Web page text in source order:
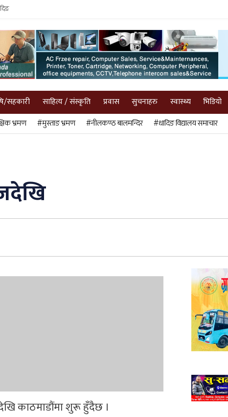
सहकारी साहित्य / संस्कृति प्रवास सुचनाहरु स्वास्थ्य भिडियो
भ्रमण #मुस्ताङ भ्रमण #नीलकण्ठ बालमन्दिर #धादिङ विद्यालय समाचार
काठमाडौंमा शुरू हुँदैछ ।